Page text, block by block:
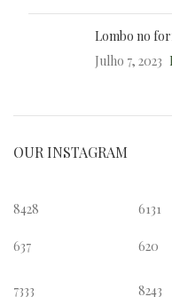
Lombo no
Julho 7, 2023
OUR INSTAGRAM
8428
637
6131
620
7333 8243